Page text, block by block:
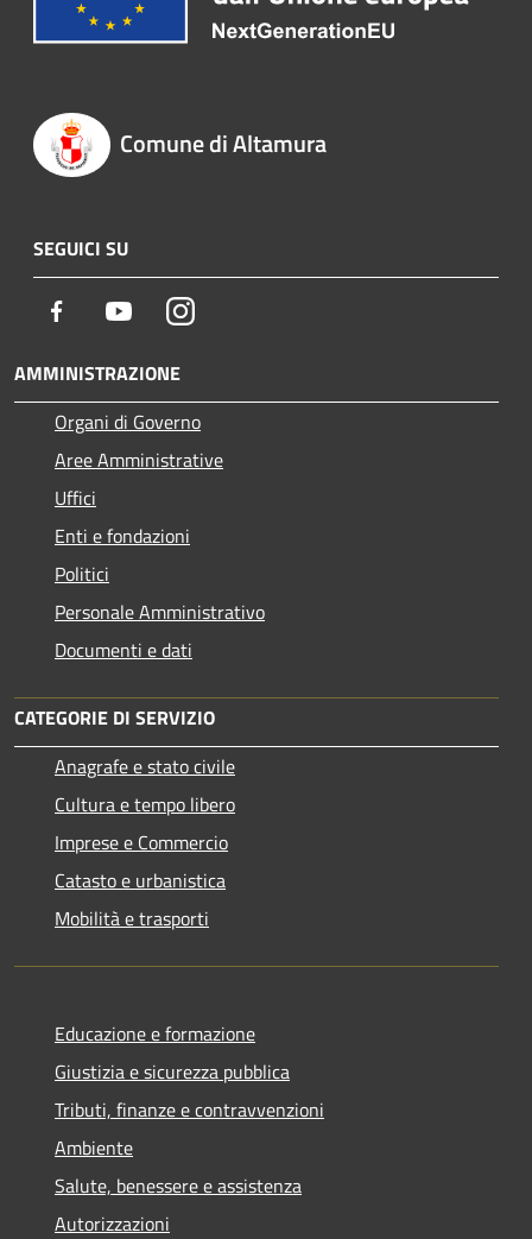
Comune di Altamura
SEGUICI SU
Facebook YoutubeInstagram
AMMINISTRAZIONE
Organi di Governo
Aree Amministrative
Uffici
Enti e fondazioni
Politici
Personale Amministrativo
Documenti e dati
CATEGORIE DI SERVIZIO
Anagrafe e stato civile
Cultura e tempo libero
Imprese e Commercio
Catasto e urbanistica
Mobilità e trasporti
Educazione e formazione
Giustizia e sicurezza pubblica
Tributi, finanze e contravvenzioni
Ambiente
Salute, benessere e assistenza
Autorizzazioni